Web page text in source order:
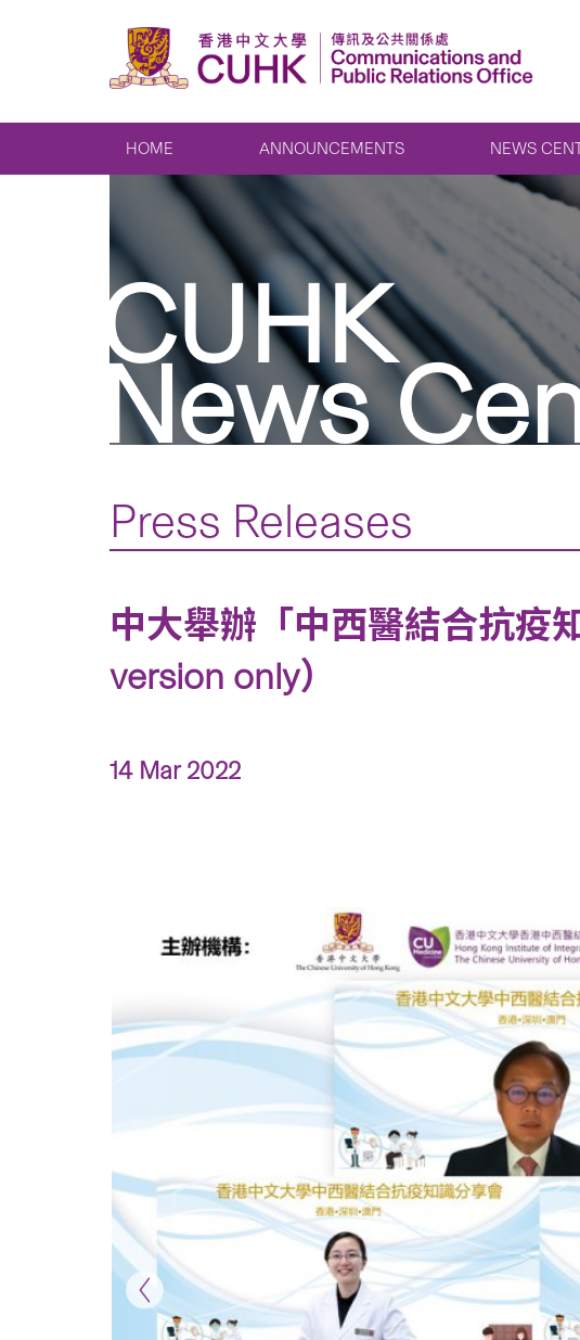
HOME ANNOUNCEMENTS NEWS
CUHK
News
Press Releases
中大舉辦「中西醫結合抗疫
version only）
14 Mar 2022